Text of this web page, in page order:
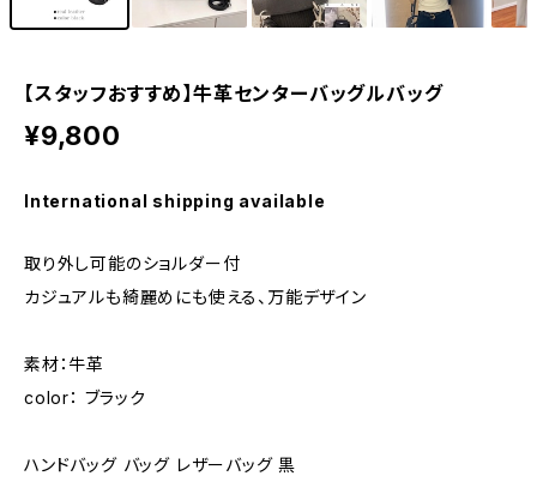
【スタッフおすすめ】牛革センターバッグルバッグ
¥9,800
International shipping available
取り外し可能のショルダー付
カジュアルも綺麗めにも使える、万能デザイン
素材：牛革
color： ブラック
ハンドバッグ バッグ レザーバッグ 黒